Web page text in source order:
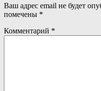
Ваш адрес email не будет
помечены *
Комментарий *